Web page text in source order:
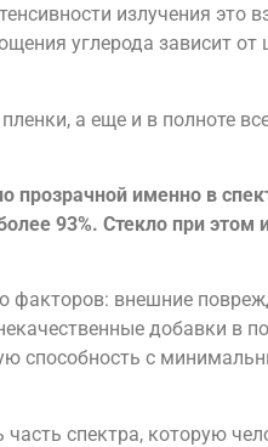
излучения это
углерода зависит
а еще и в полноте
прозрачной именно в
93%. Стекло при этом
факторов: внешние
добавки в
способность с
спектра, которую